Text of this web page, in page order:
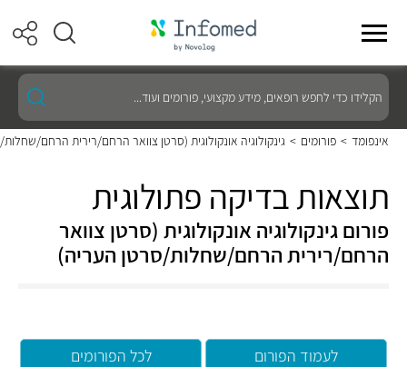
הקלידו
כדי
לחפש
רופאים,
מידע
ועוד...
אינפומד > פורומים > גינקולוגיה אונקולוגית (סרטן צוואר הרחם/רירית הרחם/
תוצאות בדיקה פתולוגית
פורום גינקולוגיה אונקולוגית (סרטן צוואר
הרחם/רירית הרחם/שחלות/סרטן העריה)
לעמוד הפורום לכל הפורומים